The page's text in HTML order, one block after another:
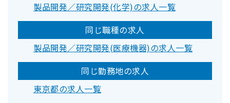
製品開発／研究開発(化学)の求人一覧
同じ職種の求人
製品開発／研究開発(医療機器)の求人一覧
同じ勤務地の求人
東京都の求人一覧